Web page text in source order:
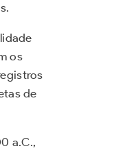
os
de
a.C.,